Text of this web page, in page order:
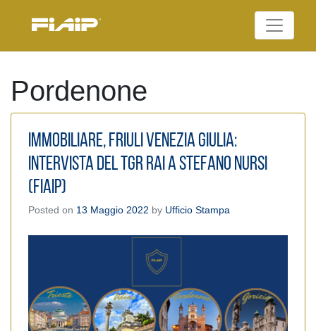
Federazione Italiana
Pordenone
Immobiliare, Friuli Venezia Giulia:
Intervista del TGR RAI a Stefano Nursi
(FIAIP)
Posted on 13 Maggio 2022 by Ufficio Stampa